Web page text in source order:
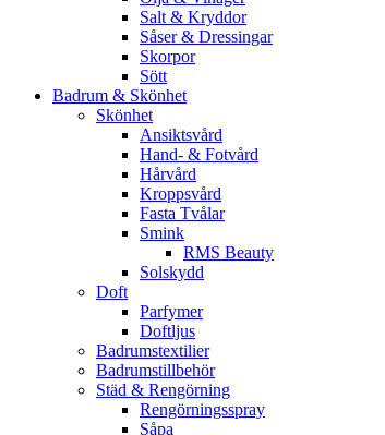
Salt & Kryddor
Såser & Dressingar
Skorpor
Sött
Badrum & Skönhet
Skönhet
Ansiktsvård
Hand- & Fotvård
Hårvård
Kroppsvård
Fasta Tvålar
Smink
RMS Beauty
Solskydd
Doft
Parfymer
Doftljus
Badrumstextilier
Badrumstillbehör
Städ & Rengörning
Rengörningsspray
Såpa